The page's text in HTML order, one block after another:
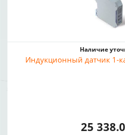
Наличие
Индукционный датчик 1-
25